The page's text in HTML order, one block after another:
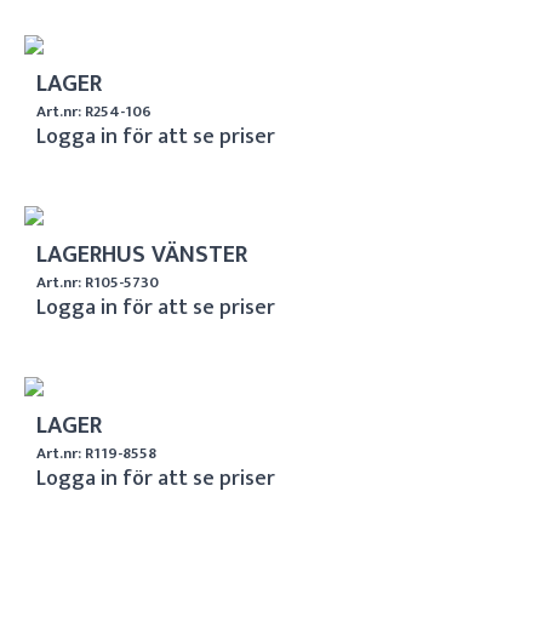
LAGER
Art.nr: R254-106
Logga in för att se priser
LAGERHUS VÄNSTER
Art.nr: R105-5730
Logga in för att se priser
LAGER
Art.nr: R119-8558
Logga in för att se priser